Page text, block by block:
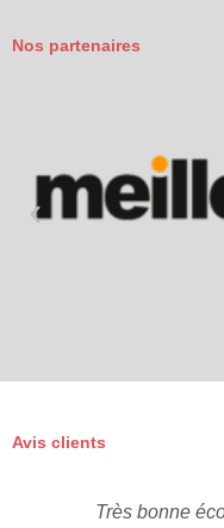
Nos partenaires
Avis clients
Très bonne